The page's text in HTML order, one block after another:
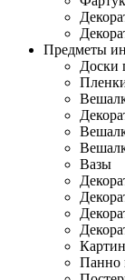
Предметы
Доски
Вазы
Панно